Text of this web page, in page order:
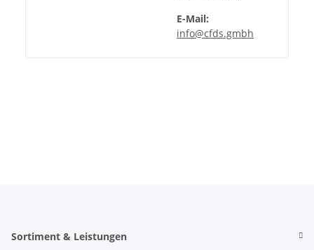
E-Mail:
info@cfds.gmbh
Sortiment & Leistungen